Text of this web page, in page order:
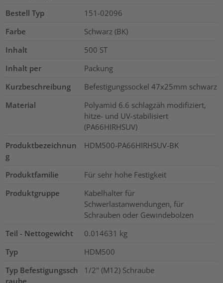
Bestell Typ
151-02096
Farbe
Schwarz (BK)
Inhalt
500 ST
Inhalt per
Packung
Kurzbeschreibung
Befestigungssockel 47x25mm schwarz
Material
Polyamid 6.6 schlagzäh modifiziert,
hitze- und UV-stabilisiert
(PA66HIRHSUV)
Produktbezeichnun
g
HDM500-PA66HIRHSUV-BK
Produktfamilie
Für sehr hohe Festigkeit
Produktgruppe
Kabelhalter für
Schwerlastanwendungen, für
Schrauben oder Gewindebolzen
Teil - Nettogewicht
0.014631 kg
Typ
HDM500
Typ Befestigungssch
raube
1/2" (M12) Schraube